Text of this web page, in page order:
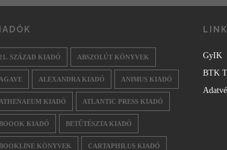
21. SZÁZAD KIADÓ ABSZOLÚT KÖNYVEK
AGAVE ALEXANDRA KIADÓ ANIMUS KIADÓ
ATHENAEUM KIADÓ ATLANTIC PRESS KIADÓ
BOOOK KIADÓ BETŰTÉSZTA KIADÓ
BOOKLINE KÖNYVEK CARTAPHILUS KIADÓ
GyIK
BTK